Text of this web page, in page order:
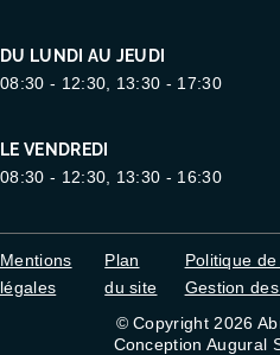
DU LUNDI AU JEUDI
08:30 - 12:30, 13:30 - 17:30
LE VENDREDI
08:30 - 12:30, 13:30 - 16:30
Mentions
légales
Plan
du site
Politique
Gestion
© Copyright 2026
Conception Augural